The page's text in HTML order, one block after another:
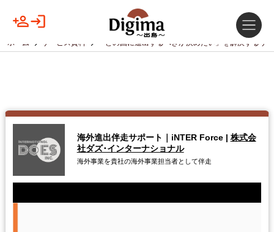
ホーム サービス資料 「どの国に進出するべきか決めたい」を解決するサ
海外進出伴走サポート｜iNTER Force | 株式会
社ダズ･インターナショナル
海外事業を貴社の海外事業担当者として伴走